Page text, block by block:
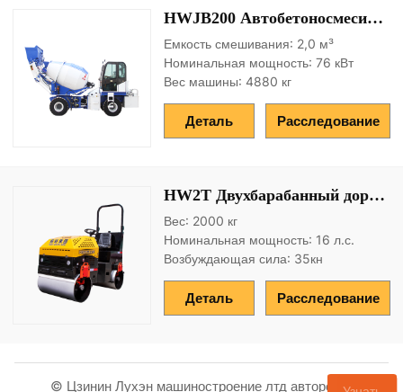
HWJB200 Автобетоносмеситель
Емкость смешивания: 2,0 м³
Номинальная мощность: 76 кВт
Вес машины: 4880 кг
Расследование
Деталь
HW2T Двухбарабанный дорожный каток
Вес: 2000 кг
Номинальная мощность: 16 л.с.
Возбуждающая сила: 35кн
Расследование
Деталь
© Цзинин Лухэн машиностроение лтд авторское